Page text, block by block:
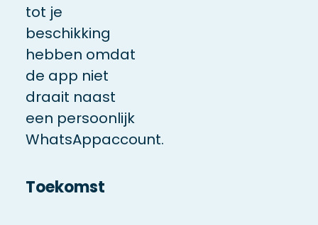
tot je
beschikking
hebben omdat
de app niet
draait naast
een persoonlijk
WhatsAppaccount.
Toekomst